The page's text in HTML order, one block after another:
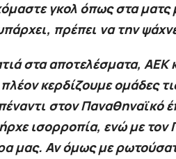
γκολ όπως στα
πρέπει να την
στα αποτελέσματα, ΑΕΚ
κερδίζουμε ομάδες
στον Παναθηναϊκό
ισορροπία, ενώ με τον
μας. Αν όμως με